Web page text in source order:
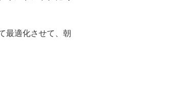
最適化させて、朝